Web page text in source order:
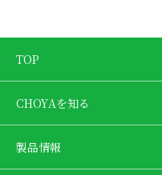
TOP
CHOYAを知る
製品情報